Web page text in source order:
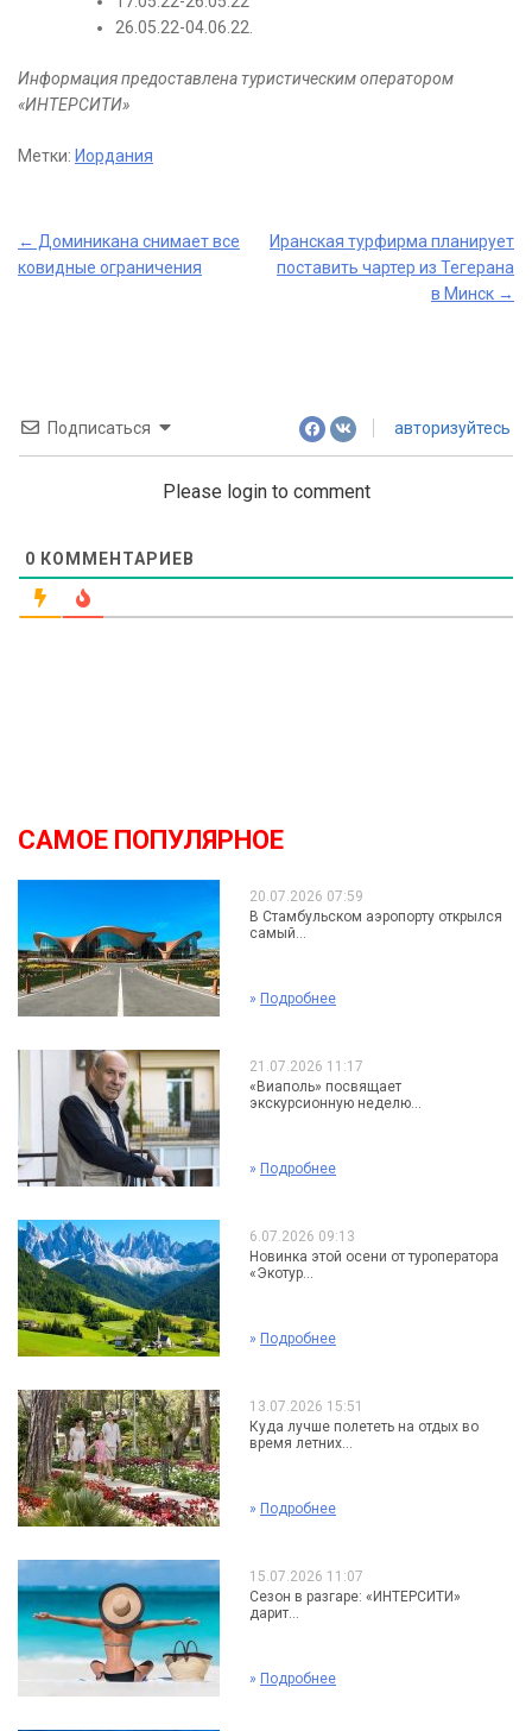
26.05.22-04.06.22.
Информация предоставлена туристическим оператором
«ИНТЕРСИТИ»
Метки: Иордания
Post
← Доминикана снимает все
ковидные ограничения
Иранская турфирма планирует
поставить чартер из Тегерана
в Минск →
Подписаться авторизуйтесь
Please login to comment
0 КОММЕНТАРИЕВ
САМОЕ ПОПУЛЯРНОЕ
20.07.2026 07:59
В Стамбульском аэропорту открылся
самый...
» Подробнее
21.07.2026 11:17
«Виаполь» посвящает
экскурсионную неделю...
» Подробнее
6.07.2026 09:13
Новинка этой осени от туроператора
«Экотур...
» Подробнее
13.07.2026 15:51
Куда лучше полететь на отдых во
время летних...
» Подробнее
15.07.2026 11:07
Сезон в разгаре: «ИНТЕРСИТИ»
дарит...
» Подробнее